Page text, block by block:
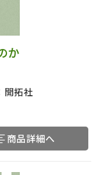
か
開拓社
商品詳細へ